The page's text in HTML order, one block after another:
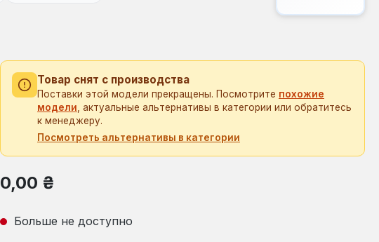
Товар снят с производства
Поставки этой модели прекращены. Посмотрите похожие
модели , актуальные альтернативы в категории или обратитесь
к менеджеру.
Посмотреть альтернативы в категории
Обычная цена:
0,00 ₴
Больше не доступно